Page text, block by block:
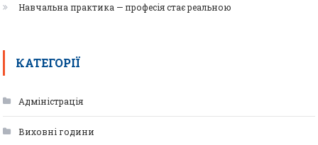
Навчальна практика — професія стає реальною
КАТЕГОРІЇ
Адміністрація
Виховні години